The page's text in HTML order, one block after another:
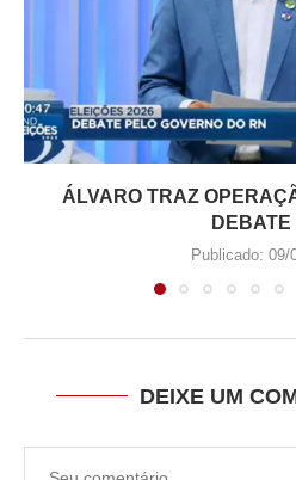
ÁLVARO TRAZ
DEBATE
Publicado: 09/
DEIXE UM